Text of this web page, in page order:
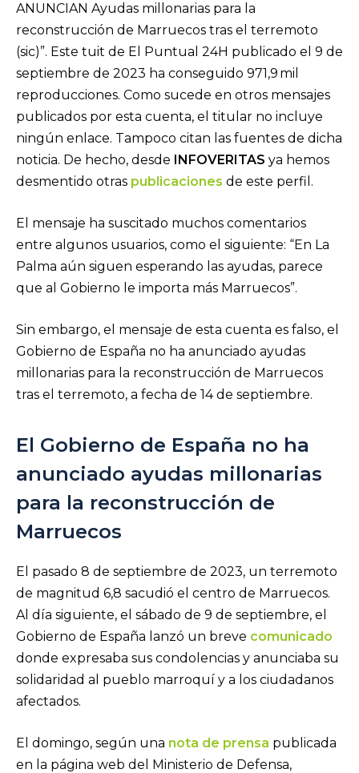
ANUNCIAN Ayudas millonarias para la
reconstrucción de Marruecos tras el terremoto
(sic)”. Este tuit de El Puntual 24H publicado el 9 de
septiembre de 2023 ha conseguido 971,9 mil
reproducciones. Como sucede en otros mensajes
publicados por esta cuenta, el titular no incluye
ningún enlace. Tampoco citan las fuentes de dicha
noticia. De hecho, desde
INFOVERITAS ya hemos
desmentido otras publicaciones de este perfil.
El mensaje ha suscitado muchos comentarios
entre algunos usuarios, como el siguiente: “En La
Palma aún siguen esperando las ayudas, parece
que al Gobierno le importa más Marruecos”.
Sin embargo, el mensaje de esta cuenta es falso, el
Gobierno de España no ha anunciado ayudas
millonarias para la reconstrucción de Marruecos
tras el terremoto, a fecha de 14 de septiembre.
El Gobierno de España no ha
anunciado ayudas millonarias
para la reconstrucción de
Marruecos
El pasado 8 de septiembre de 2023, un terremoto
de magnitud 6,8 sacudió el centro de Marruecos.
Al día siguiente, el sábado de 9 de septiembre, el
Gobierno de España lanzó un breve comunicado
donde expresaba sus condolencias y anunciaba su
solidaridad al pueblo marroquí y a los ciudadanos
afectados.
El domingo, según una nota de prensa publicada
en la página web del Ministerio de Defensa,